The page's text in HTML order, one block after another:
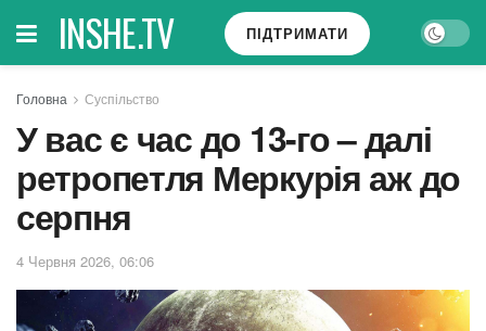
INSHE.TV ПІДТРИМАТИ
Головна Суспільство
У вас є час до 13-го – далі
ретропетля Меркурія аж до
серпня
4 Червня 2026, 06:06